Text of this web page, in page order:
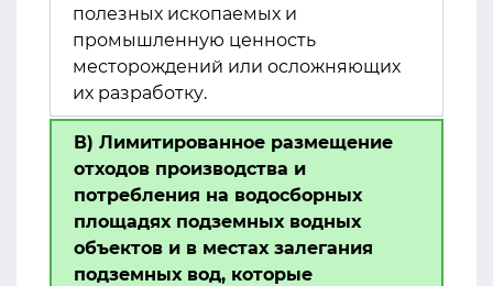
полезных ископаемых и
промышленную ценность
месторождений или осложняющих
их разработку.
В) Лимитированное размещение
отходов производства и
потребления на водосборных
площадях подземных водных
объектов и в местах залегания
подземных вод, которые